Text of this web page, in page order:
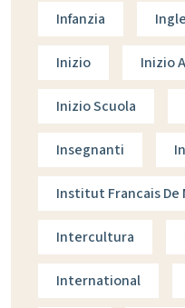
Infanzia
Inizio Inizio
Inizio Scuola
Insegnanti
Institut Francais De
Intercultura
International